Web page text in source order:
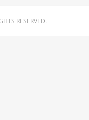
RESERVED.